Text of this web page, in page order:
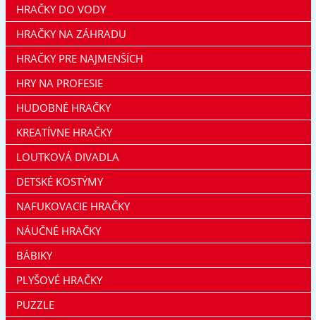
HRAČKY DO VODY
HRAČKY NA ZÁHRADU
HRAČKY PRE NAJMENŠÍCH
HRY NA PROFESIE
HUDOBNÉ HRAČKY
KREATÍVNE HRAČKY
LOUTKOVÁ DIVADLA
DETSKÉ KOSTÝMY
NAFUKOVACIE HRAČKY
NÁUČNÉ HRAČKY
BÁBIKY
PLYŠOVÉ HRAČKY
PUZZLE